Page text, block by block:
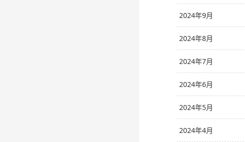
2024年9月
2024年8月
2024年7月
2024年6月
2024年5月
2024年4月